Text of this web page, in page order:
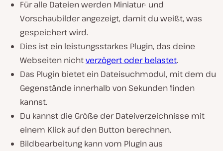
Für alle Dateien werden Miniatur- und
Vorschaubilder angezeigt, damit du weißt, was
gespeichert wird.
Dies ist ein leistungsstarkes Plugin, das deine
Webseiten nichtverzögert oder belastet.
Das Plugin bietet ein Dateisuchmodul, mit dem du
Gegenstände innerhalb von Sekunden finden
kannst.
Du kannst die Größe der Dateiverzeichnisse mit
einem Klick auf den Button berechnen.
Bildbearbeitung kann vom Plugin aus